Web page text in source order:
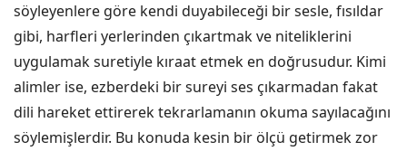
söyleyenlere göre kendi duyabileceği bir sesle, fısıldar
gibi, harfleri yerlerinden çıkartmak ve niteliklerini
uygulamak suretiyle kıraat etmek en doğrusudur. Kimi
alimler ise, ezberdeki bir sureyi ses çıkarmadan fakat
dili hareket ettirerek tekrarlamanın okuma sayılacağını
söylemişlerdir. Bu konuda kesin bir ölçü getirmek zor